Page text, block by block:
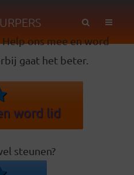
ons mee en word
gaat het beter.
word lid
steunen?